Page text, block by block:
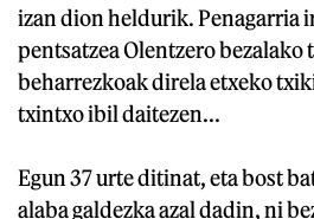
izan dion heldurik. Penagarria
pentsatzea Olentzero
beharrezkoak direla etxeko
txintxo ibil daitezen...
Egun 37 urte ditinat, eta bost
alaba galdezka azal dadin, ni